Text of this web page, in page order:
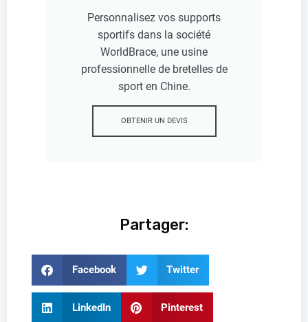
Personnalisez vos supports
sportifs dans la société
WorldBrace, une usine
professionnelle de bretelles de
sport en Chine.
OBTENIR UN DEVIS
Partager:
Facebook Twitter
LinkedIn Pinterest